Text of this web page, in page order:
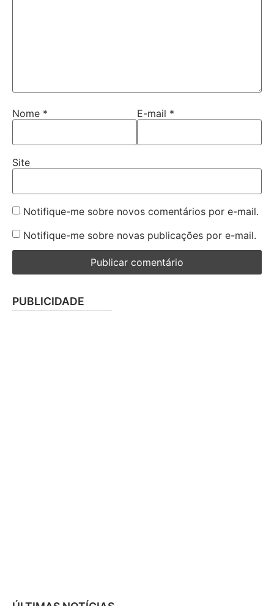
Nome * E-mail *
Site
Notifique-me sobre novos comentários por e-mail.
Notifique-me sobre novas publicações por e-mail.
PUBLICIDADE